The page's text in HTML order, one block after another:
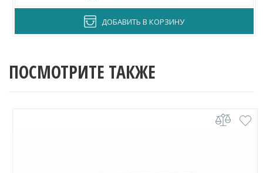
ДОБАВИТЬ В КОРЗИНУ
ПОСМОТРИТЕ ТАКЖЕ